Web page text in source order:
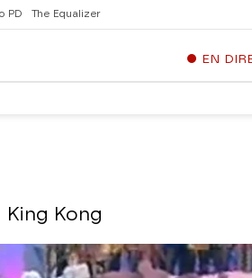
PD The Equalizer
EN
Kong